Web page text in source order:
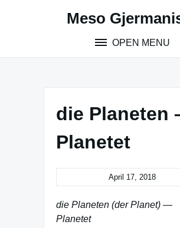
Meso
OPEN MENU
die Planeten
Planetet
April 17, 2018
die Planeten (der Planet) —
Planetet